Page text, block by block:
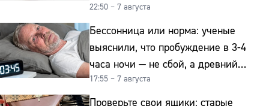
их ценят ювелиры
22:50 – 7 августа
Бессонница или норма: ученые
выяснили, что пробуждение в 3-4
часа ночи — не сбой, а древний
биологический ритм
17:55 – 7 августа
Проверьте свои ящики: старые